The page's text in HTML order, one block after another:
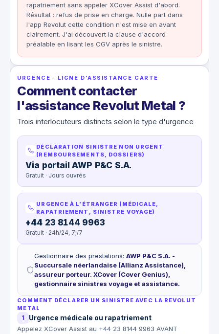
rapatriement sans appeler XCover Assist d'abord.
Résultat : refus de prise en charge. Nulle part dans
l'app Revolut cette condition n'est mise en avant
clairement. J'ai découvert la clause d'accord
préalable en lisant les CGV après le sinistre.
URGENCE · LIGNE D'ASSISTANCE CARTE
Comment contacter
l'assistance Revolut Metal ?
Trois interlocuteurs distincts selon le type d'urgence
DÉCLARATION SINISTRE NON URGENT
(REMBOURSEMENTS, DOSSIERS)
Via portail AWP P&C S.A.
Gratuit · Jours ouvrés
URGENCE À L'ÉTRANGER (MÉDICALE,
RAPATRIEMENT, SINISTRE VOYAGE)
+44 23 8144 9963
Gratuit · 24h/24, 7j/7
Gestionnaire des prestations: AWP P&C S.A. -
Succursale néerlandaise (Allianz Assistance),
assureur porteur. XCover (Cover Genius),
gestionnaire sinistres voyage et assistance.
COMMENT DÉCLARER UN SINISTRE AVEC LA REVOLUT
METAL
1 Urgence médicale ou rapatriement
Appelez XCover Assist au +44 23 8144 9963 AVANT